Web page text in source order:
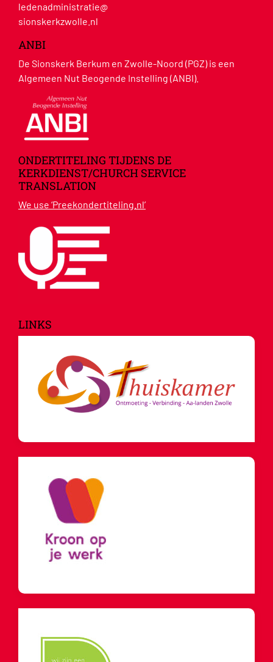
ledenadministratie@
sionskerkzwolle.nl
ANBI
De Sionskerk Berkum en Zwolle-Noord (PGZ) is een
Algemeen Nut Beogende Instelling (ANBI).
ONDERTITELING TIJDENS DE
KERKDIENST/CHURCH SERVICE
TRANSLATION
We use ‘Preekondertiteling.nl’
LINKS